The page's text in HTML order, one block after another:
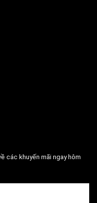
các khuyến mãi ngay hôm